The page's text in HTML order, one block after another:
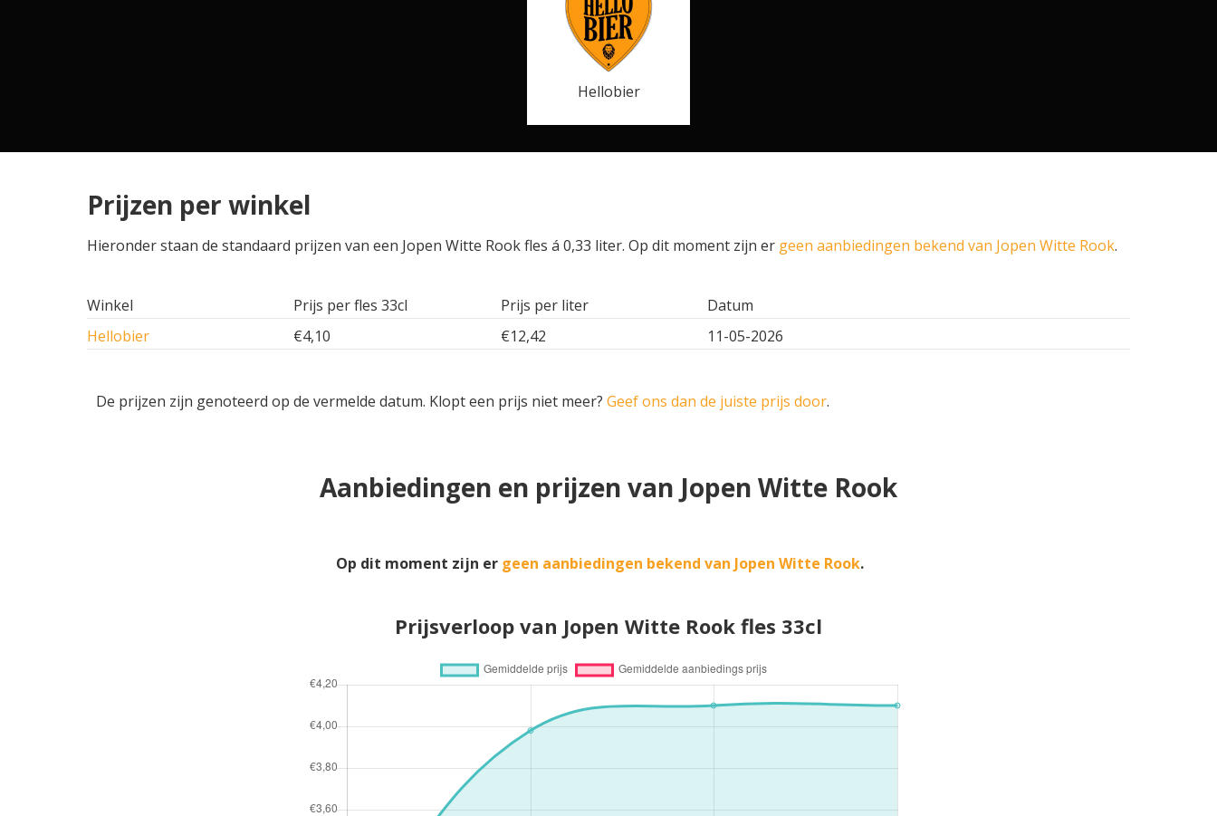
Hellobier
Prijzen per winkel
Hieronder staan de standaard prijzen van een Jopen Witte Rook fles á 0,33 liter. Op dit moment zijn er geen aanbiedingen bekend van Jopen Witte Rook.
Winkel Prijs per fles 33cl Prijs per liter
Datum
Hellobier
€4,10 €12,42 11-05-2026
De prijzen zijn genoteerd op de vermelde datum. Klopt een prijs niet meer? Geef ons dan de juiste prijs door.
Aanbiedingen en prijzen van Jopen Witte Rook
Op dit moment zijn er geen aanbiedingen bekend van Jopen Witte Rook.
Prijsverloop van Jopen Witte Rook fles 33cl